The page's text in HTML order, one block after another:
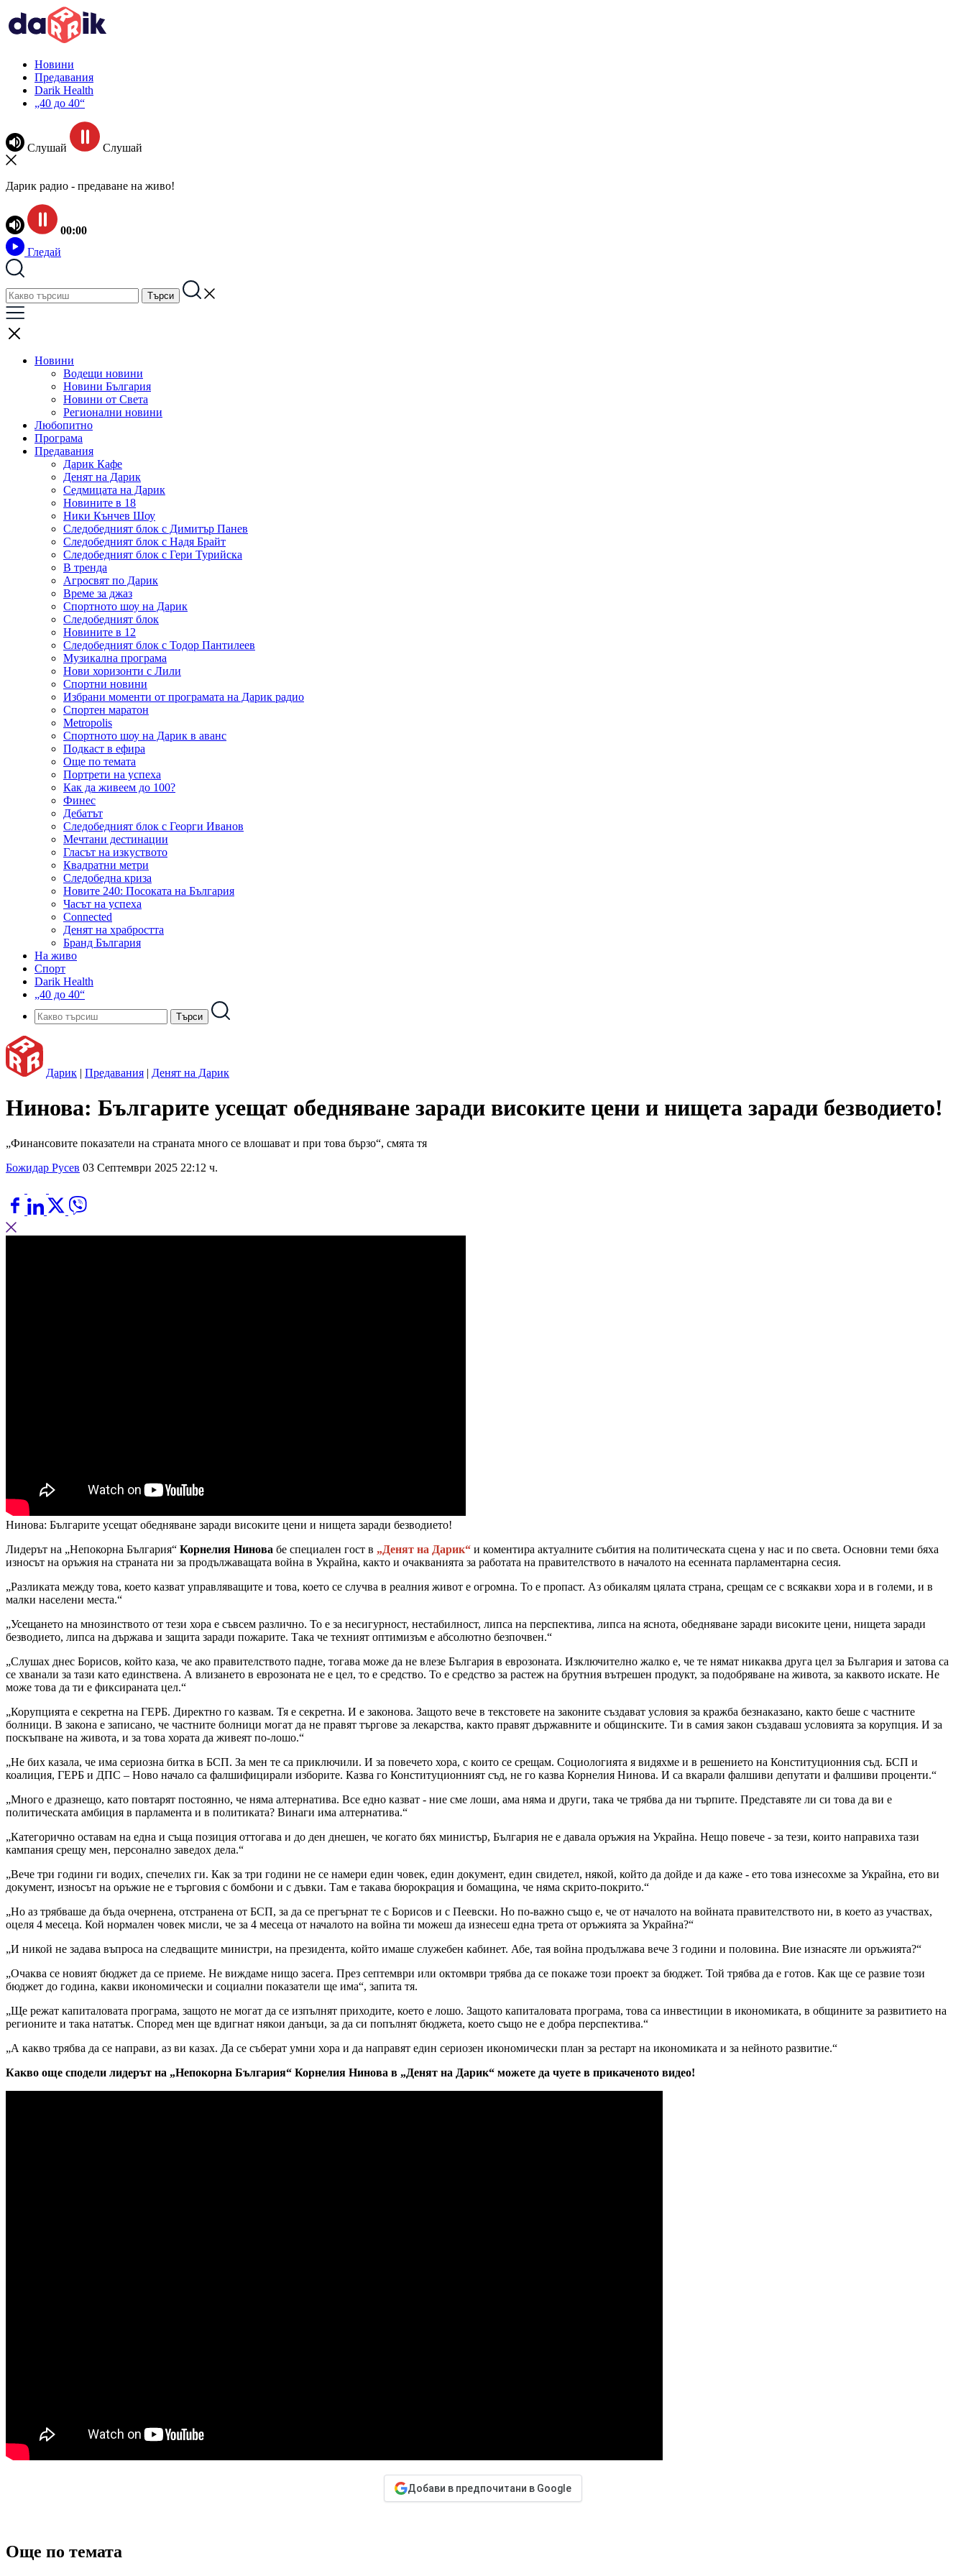
Новини
Предавания
Darik Health
„40 до 40“
Слушай Слушай
Дарик радио - предаване на живо!
00:00
Гледай
Новини
Водещи новини
Новини България
Новини от Света
Регионални новини
Любопитно
Програма
Предавания
Дарик Кафе
Денят на Дарик
Седмицата на Дарик
Новините в 18
Ники Кънчев Шоу
Следобедният блок с Димитър Панев
Следобедният блок с Надя Брайт
Следобедният блок с Гери Турийска
В тренда
Агросвят по Дарик
Време за джаз
Спортното шоу на Дарик
Следобедният блок
Новините в 12
Следобедният блок с Тодор Пантилеев
Музикална програма
Нови хоризонти с Лили
Спортни новини
Избрани моменти от програмата на Дарик радио
Спортен маратон
Metropolis
Спортното шоу на Дарик в аванс
Подкаст в ефира
Още по темата
Портрети на успеха
Как да живеем до 100?
Финес
Дебатът
Следобедният блок с Георги Иванов
Мечтани дестинации
Гласът на изкуството
Квадратни метри
Следобедна криза
Новите 240: Посоката на България
Часът на успеха
Connected
Денят на храбростта
Бранд България
На живо
Спорт
Darik Health
„40 до 40“
Дарик | Предавания | Денят на Дарик
Нинова: Българите усещат обедняване заради високите цени и нищета заради безводието!
„Финансовите показатели на страната много се влошават и при това бързо“, смята тя
Божидар Русев 03 Септември 2025 22:12 ч.
Нинова: Българите усещат обедняване заради високите цени и нищета заради безводието!
Лидерът на „Непокорна България“ Корнелия Нинова бе специален гост в „Денят на Дарик“ и коментира актуалните събития на политическата сцена у нас и по света. Основни теми бяха
износът на оръжия на страната ни за продължаващата война в Украйна, както и очакванията за работата на правителството в началото на есенната парламентарна сесия.
„Разликата между това, което казват управляващите и това, което се случва в реалния живот е огромна. То е пропаст. Аз обикалям цялата страна, срещам се с всякакви хора и в големи, и в
малки населени места.“
„Усещането на мнозинството от тези хора е съвсем различно. То е за несигурност, нестабилност, липса на перспектива, липса на яснота, обедняване заради високите цени, нищета заради
безводието, липса на държава и защита заради пожарите. Така че техният оптимизъм е абсолютно безпочвен.“
„Слушах днес Борисов, който каза, че ако правителството падне, тогава може да не влезе България в еврозоната. Изключително жалко е, че те нямат никаква друга цел за България и затова са
се хванали за тази като единствена. А влизането в еврозоната не е цел, то е средство. То е средство за растеж на брутния вътрешен продукт, за подобряване на живота, за каквото искате. Не
може това да ти е фиксираната цел.“
„Корупцията е секретна на ГЕРБ. Директно го казвам. Тя е секретна. И е законова. Защото вече в текстовете на законите създават условия за кражба безнаказано, както беше с частните
болници. В закона е записано, че частните болници могат да не правят търгове за лекарства, както правят държавните и общинските. Ти в самия закон създаваш условията за корупция. И за
поскъпване на живота, и за това хората да живеят по-лошо.“
„Не бих казала, че има сериозна битка в БСП. За мен те са приключили. И за повечето хора, с които се срещам. Социологията я видяхме и в решението на Конституционния съд. БСП и
коалиция, ГЕРБ и ДПС – Ново начало са фалшифицирали изборите. Казва го Конституционният съд, не го казва Корнелия Нинова. И са вкарали фалшиви депутати и фалшиви проценти.“
„Много е дразнещо, като повтарят постоянно, че няма алтернатива. Все едно казват - ние сме лоши, ама няма и други, така че трябва да ни търпите. Представяте ли си това да ви е
политическата амбиция в парламента и в политиката? Винаги има алтернатива.“
„Категорично оставам на една и съща позиция оттогава и до ден днешен, че когато бях министър, България не е давала оръжия на Украйна. Нещо повече - за тези, които направиха тази
кампания срещу мен, персонално заведох дела.“
„Вече три години ги водих, спечелих ги. Как за три години не се намери един човек, един документ, един свидетел, някой, който да дойде и да каже - ето това изнесохме за Украйна, ето ви
документ, износът на оръжие не е търговия с бомбони и с дъвки. Там е такава бюрокрация и бомащина, че няма скрито-покрито.“
„Но аз трябваше да бъда очернена, отстранена от БСП, за да се прегърнат те с Борисов и с Пеевски. Но по-важно също е, че от началото на войната правителството ни, в което аз участвах,
оцеля 4 месеца. Кой нормален човек мисли, че за 4 месеца от началото на война ти можеш да изнесеш една трета от оръжията за Украйна?“
„И никой не задава въпроса на следващите министри, на президента, който имаше служебен кабинет. Абе, тая война продължава вече 3 години и половина. Вие изнасяте ли оръжията?“
„Очаква се новият бюджет да се приеме. Не виждаме нищо засега. През септември или октомври трябва да се покаже този проект за бюджет. Той трябва да е готов. Как ще се развие този
бюджет до година, какви икономически и социални показатели ще има“, запита тя.
„Ще режат капиталовата програма, защото не могат да се изпълнят приходите, което е лошо. Защото капиталовата програма, това са инвестиции в икономиката, в общините за развитието на
регионите и така нататък. Според мен ще вдигнат някои данъци, за да си попълнят бюджета, което също не е добра перспектива.“
„А какво трябва да се направи, аз ви казах. Да се съберат умни хора и да направят един сериозен икономически план за рестарт на икономиката и за нейното развитие.“
Какво още сподели лидерът на „Непокорна България“ Корнелия Нинова в „Денят на Дарик“ можете да чуете в прикаченото видео!
Добави в предпочитани в Google
Още по темата